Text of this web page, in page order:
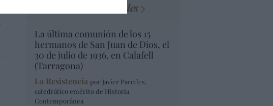
Minucias visuales
La última comunión de los 15
hermanos de San Juan de Dios, el
30 de julio de 1936, en Calafell
(Tarragona)
La Resistencia por Javier Paredes,
catedrático emérito de Historia
Contemporánea